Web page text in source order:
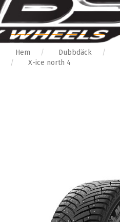
Hem Dubbdäck
X-ice north 4